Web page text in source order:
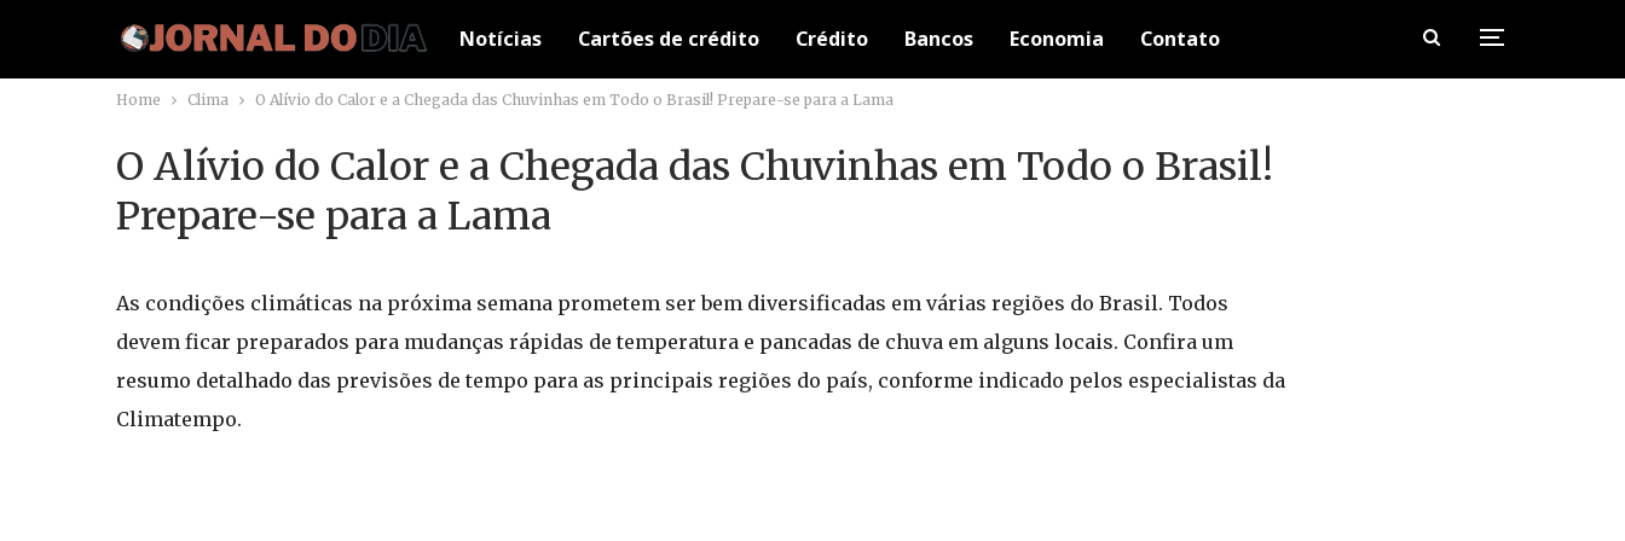
Notícias Cartões de crédito Crédito Bancos Economia Contato
Home Clima O Alívio do Calor e a Chegada das Chuvinhas em Todo o Brasil! Prepare-se para a Lama
O Alívio do Calor e a Chegada das Chuvinhas em Todo o Brasil!
Prepare-se para a Lama
As condições climáticas na próxima semana prometem ser bem diversificadas em várias regiões do Brasil. Todos
devem ficar preparados para mudanças rápidas de temperatura e pancadas de chuva em alguns locais. Confira um
resumo detalhado das previsões de tempo para as principais regiões do país, conforme indicado pelos especialistas da
Climatempo.